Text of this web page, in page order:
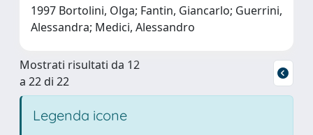
1997 Bortolini, Olga; Fantin, Giancarlo; Guerrini,
Alessandra; Medici, Alessandro
Mostrati risultati da 12
a 22 di 22
Legenda icone